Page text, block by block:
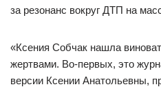
за резонанс вокруг ДТП на
«Ксения Собчак нашла
жертвами. Во-первых, это
версии Ксении Анатольевны,